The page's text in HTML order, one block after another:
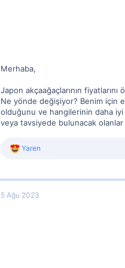
Merhaba,
Japon akçaağaçlarının
Ne yönde değişiyor? Benim için
olduğunu ve hangilerinin daha iyi
veya tavsiyede bulunacak
R
c
i
Yaren
5 Ağu 2023